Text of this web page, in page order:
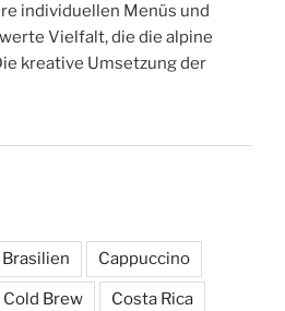
individuellen Menüs und
Vielfalt, die die alpine
kreative Umsetzung der
Brasilien Cappuccino
Cold Brew Costa Rica